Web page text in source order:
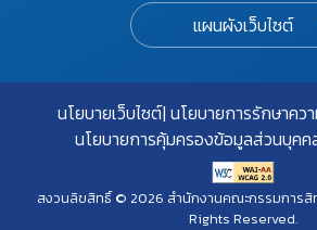
แผนผังเว็บไซต์
นโยบายเว็บไซต์ นโยบายการรักษาค
นโยบายการคุ้มครองข้อมูลส่วนบุคค
สงวนลิขสิทธิ์ © 2026 สำนักงานคณะกรรมการ
Rights Reserved.